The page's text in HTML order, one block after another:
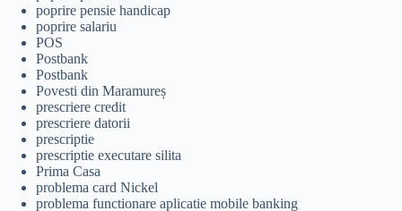
poprire pensie handicap
poprire salariu
POS
Postbank
Postbank
Povesti din Maramureș
prescriere credit
prescriere datorii
prescriptie
prescriptie executare silita
Prima Casa
problema card Nickel
problema functionare aplicatie mobile banking